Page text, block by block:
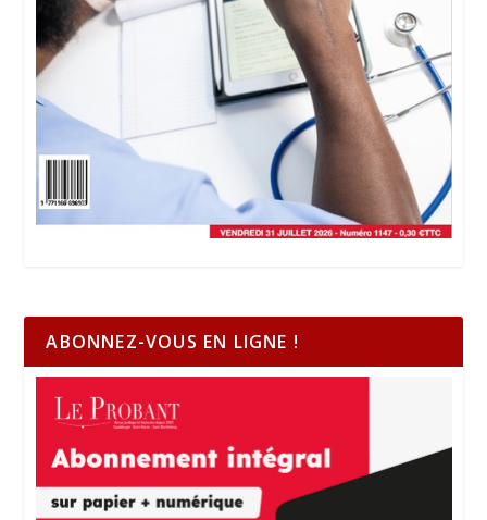
ABONNEZ-VOUS EN LIGNE !